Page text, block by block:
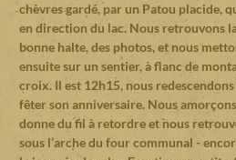
chèvres gardé, par un Patou placide,
en direction du lac. Nous retrouvons
bonne halte, des photos, et nous
ensuite sur un sentier, à flanc de
croix. Il est 12h15, nous
fêter son anniversaire. Nous
donne du fil à retordre et nous
sous l’arche du four communal -